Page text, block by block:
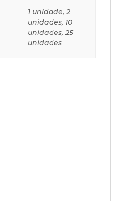
1 unidade, 2
unidades, 10
unidades, 25
unidades